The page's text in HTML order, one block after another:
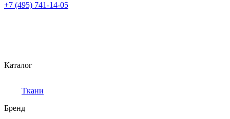
+7 (495) 741-14-05
Каталог
Ткани
Бренд